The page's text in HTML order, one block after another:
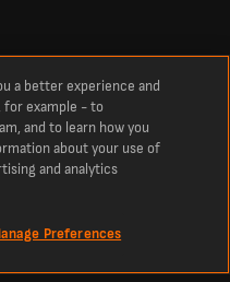
a better experience and
for example - to
and to learn how you
about your use of
and analytics
Preferences